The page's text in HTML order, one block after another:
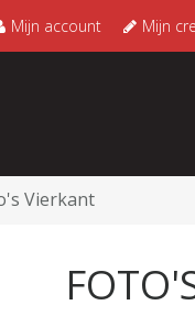
Mijn account Mijn
Vierkant